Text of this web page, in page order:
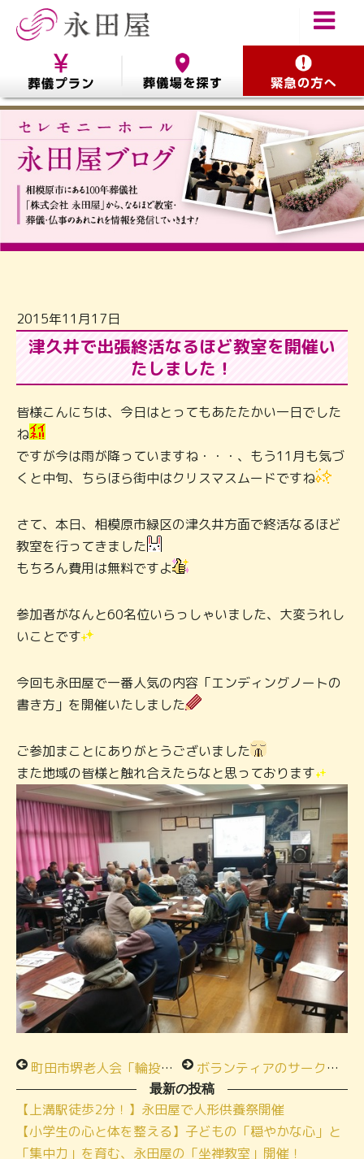
2015年11月17日
津久井で出張終活なるほど教室を開催い
たしました！
皆様こんにちは、今日はとってもあたたかい一日でした
ね
ですが今は雨が降っていますね・・・、もう11月も気づ
くと中旬、ちらほら街中はクリスマスムードですね
さて、本日、相模原市緑区の津久井方面で終活なるほど
教室を行ってきました
もちろん費用は無料ですよ
参加者がなんと60名位いらっしゃいました、大変うれし
いことです
今回も永田屋で一番人気の内容「エンディングノートの
書き方」を開催いたしました
ご参加まことにありがとうございました
また地域の皆様と触れ合えたらなと思っております
町田市堺老人会「輪投げ大会」！！ ボランティアのサークル様へ出張なるほど教室を行ってきました！
最新の投稿
【上溝駅徒歩2分！】永田屋で人形供養祭開催
【小学生の心と体を整える】子どもの「穏やかな心」と
「集中力」を育む、永田屋の「坐禅教室」開催！